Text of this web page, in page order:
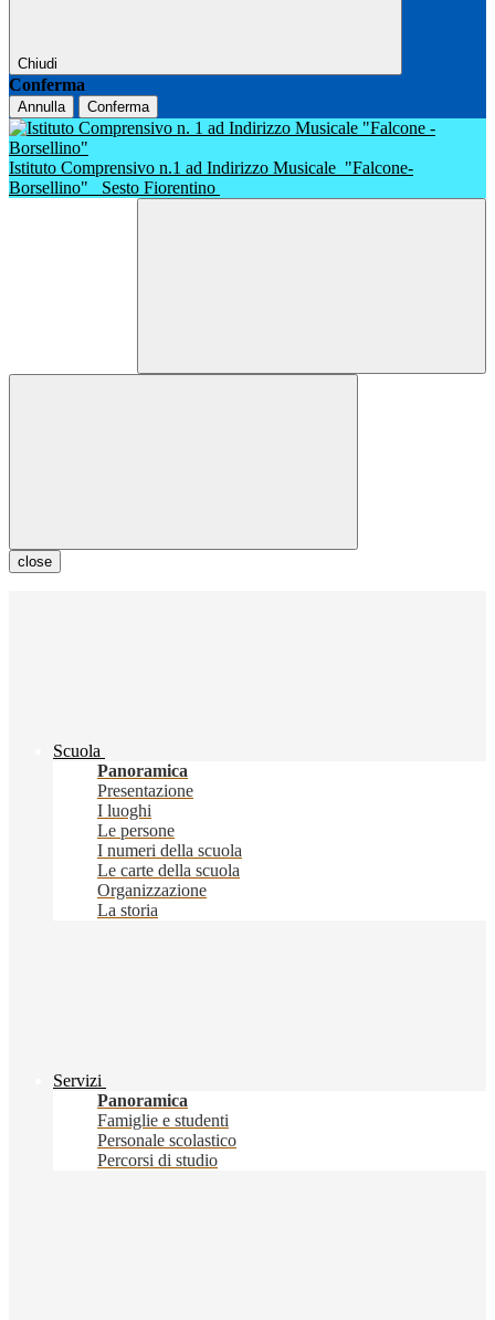
Chiudi
Conferma
Annulla Conferma
Istituto Comprensivo n.1 ad Indirizzo Musicale "Falcone-
Borsellino"
Sesto Fiorentino
close
Scuola
Panoramica
Presentazione
I luoghi
Le persone
I numeri della scuola
Le carte della scuola
Organizzazione
La storia
Servizi
Panoramica
Famiglie e studenti
Personale scolastico
Percorsi di studio